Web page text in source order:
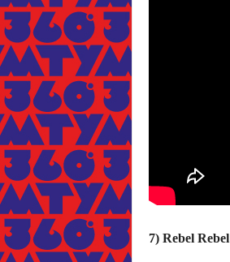
7) Rebel Rebel